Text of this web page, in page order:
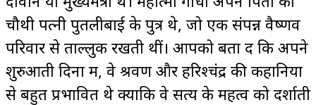
चौथी पत्नी पुतलीबाई के पुत्र थे, जो एक संपन्न वैष्णव
परिवार से ताल्लुक रखती थीं। आपको बता दें कि अपने
शुरुआती दिनों में, वे श्रवण और हरिश्चंद्र की कहानियों
से बहुत प्रभावित थे क्योंकि वे सत्य के महत्व को दर्शाती